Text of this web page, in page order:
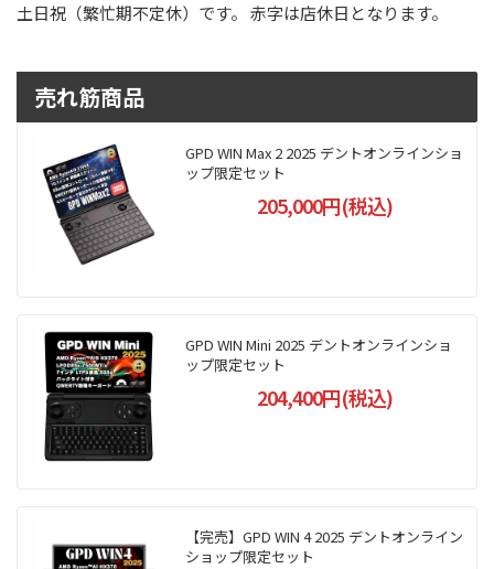
土日祝（繁忙期不定休）です。 赤字は店休日となります。
売れ筋商品
GPD WIN Max 2 2025 デントオンラインショ
ップ限定セット
205,000円(税込)
GPD WIN Mini 2025 デントオンラインショ
ップ限定セット
204,400円(税込)
【完売】GPD WIN 4 2025 デントオンライン
ショップ限定セット